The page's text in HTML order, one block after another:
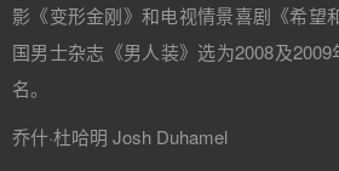
影《变形金刚》和电视情景喜剧《希望
国男士杂志《男人装》选为2008及2009
名。
乔什·杜哈明 Josh Duhamel